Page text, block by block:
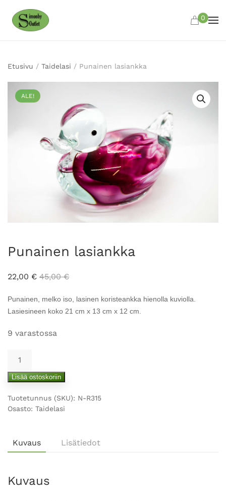
Skip to main content
0
Etusivu / Taidelasi / Punainen lasiankka
ALE!
Punainen lasiankka
22,00 € 45,00€
Punainen, melko iso, lasinen koristeankka hienolla kuviolla.
Lasiesineen koko 21 cm x 13 cm x 12 cm.
9 varastossa
määrä
Lisää ostoskoriin
Tuotetunnus (SKU): N-R315
Osasto: Taidelasi
Kuvaus Lisätiedot
Kuvaus